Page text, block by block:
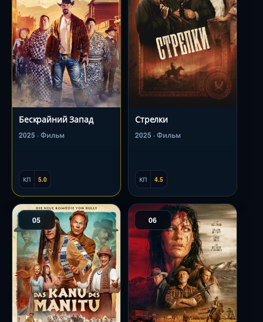
Бескрайний Запад
2025 · Фильм
КП 5.0
Стрелки
2025 · Фильм
КП 4.5
05 06